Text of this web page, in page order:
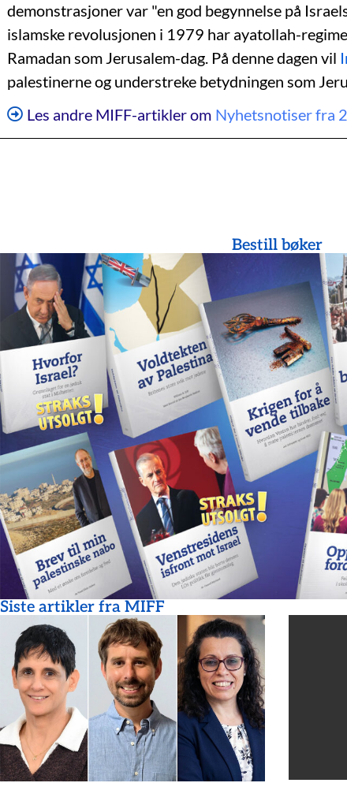
demonstrasjoner var "en god begynnelse på
islamske revolusjonen i 1979 har ayatollah-
Ramadan som Jerusalem-dag. På denne dagen vil
palestinerne og understreke betydningen som
Les andre MIFF-artikler om Nyhetsnotiser fra
Bestill bøker
Siste artikler fra MIFF